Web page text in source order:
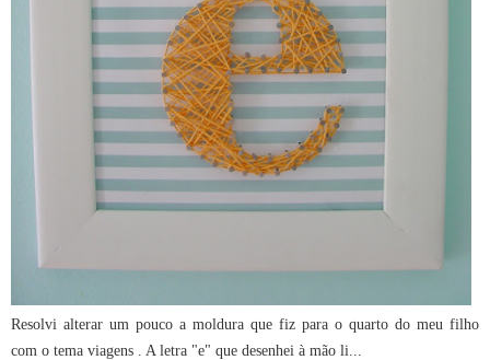
Resolvi alterar um pouco a moldura que fiz para o quarto do meu filho
com o tema viagens . A letra "e" que desenhei à mão li...